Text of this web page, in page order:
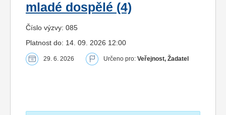
mladé dospělé (4)
Číslo výzvy: 085
Platnost do: 14. 09. 2026 12:00
29. 6. 2026 Určeno pro: Veřejnost, Žadatel